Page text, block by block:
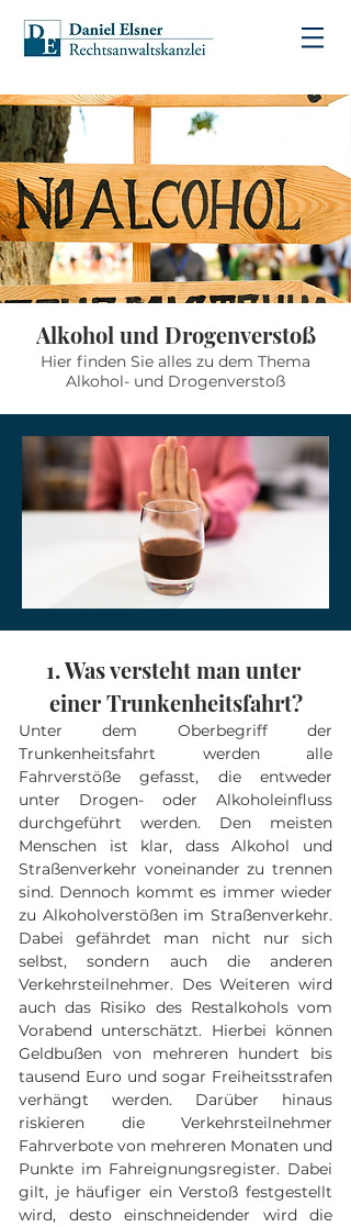
Alkohol und Drogenverstoß
Hier finden Sie alles zu dem Thema
Alkohol- und Drogenverstoß
1. Was versteht man unter
einer Trunkenheitsfahrt?
Unter dem Oberbegriff der
Trunkenheitsfahrt werden alle
Fahrverstöße gefasst, die entweder
unter Drogen- oder Alkoholeinfluss
durchgeführt werden. Den meisten
Menschen ist klar, dass Alkohol und
Straßenverkehr voneinander zu trennen
sind. Dennoch kommt es immer wieder
zu Alkoholverstößen im Straßenverkehr.
Dabei gefährdet man nicht nur sich
selbst, sondern auch die anderen
Verkehrsteilnehmer. Des Weiteren wird
auch das Risiko des Restalkohols vom
Vorabend unterschätzt. Hierbei können
Geldbußen von mehreren hundert bis
tausend Euro und sogar Freiheitsstrafen
verhängt werden. Darüber hinaus
riskieren die Verkehrsteilnehmer
Fahrverbote von mehreren Monaten und
Punkte im Fahreignungsregister. Dabei
gilt, je häufiger ein Verstoß festgestellt
wird, desto einschneidender wird die